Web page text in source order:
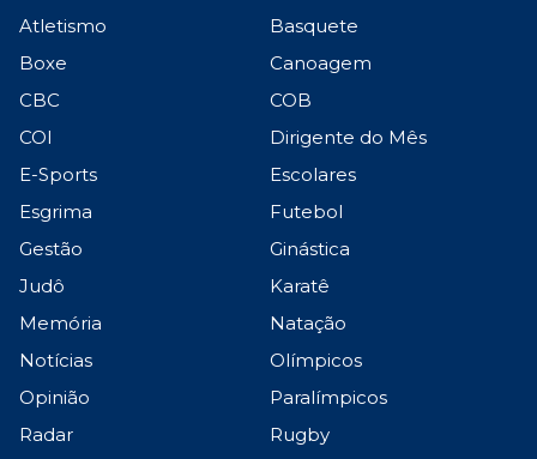
Atletismo
Basquete
Boxe
Canoagem
CBC
COB
COI
Dirigente do Mês
E-Sports
Escolares
Esgrima
Futebol
Gestão
Ginástica
Judô
Karatê
Memória
Natação
Notícias
Olímpicos
Opinião
Paralímpicos
Radar
Rugby